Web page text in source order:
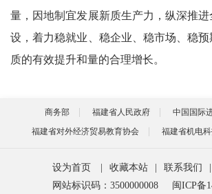
量，因地制宜发展新质生产力，纵深推
设，着力稳就业、稳企业、稳市场、稳
质的有效提升和量的合理增长。
商务部 福建省人民政府
中国国际
福建省对外经济贸易教育协会
福建省机电
设为首页 收藏本站 联系我们
网站标识码：3500000008
闽ICP备